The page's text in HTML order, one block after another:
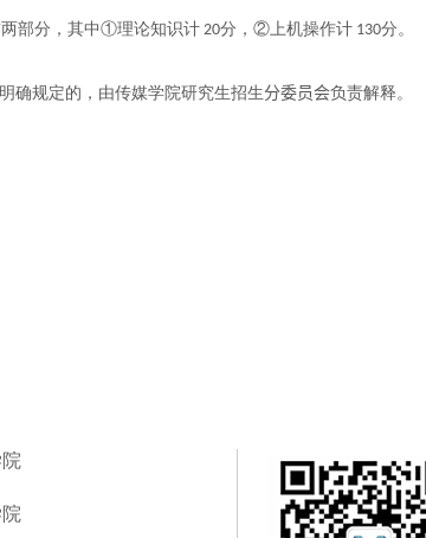
部分，其中①理论知识计20分，②上机操作计130分。
确规定的，由传媒学院研究生招生分委员会负责解释。